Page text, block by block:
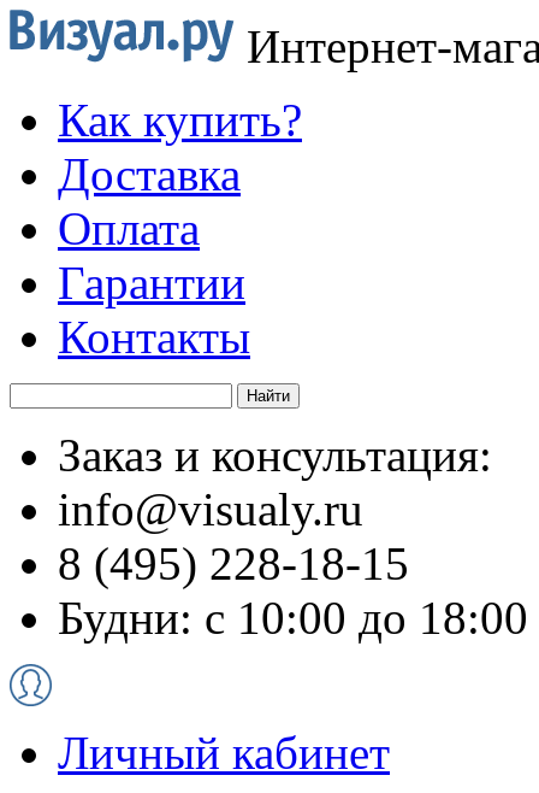
Интернет-
Как купить?
Доставка
Оплата
Гарантии
Контакты
Заказ и консультация:
info@visualy.ru
8 (495) 228-18-15
Будни: с 10:00 до 18:00
Личный кабинет